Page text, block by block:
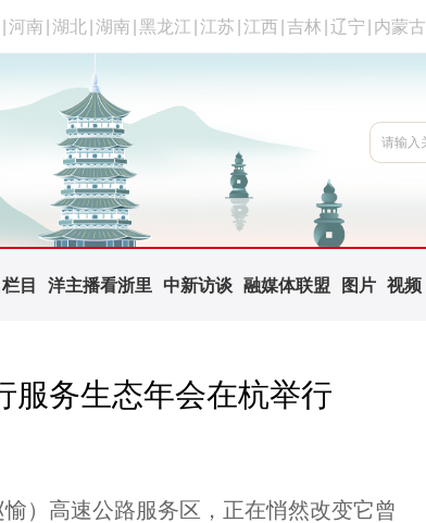
河南 湖北 湖南 黑龙江 江苏 江西 吉林 辽宁 内蒙古
目 洋主播看浙里 中新访谈 融媒体联盟 图片 视频
服务生态年会在杭举行
高速公路服务区，正在悄然改变它曾